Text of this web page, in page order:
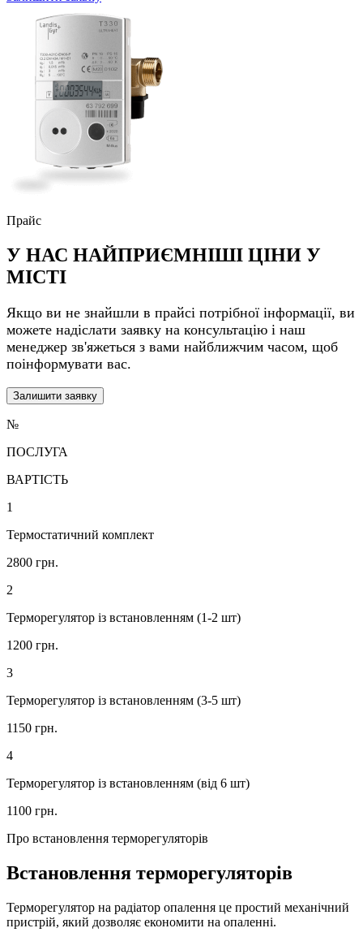
Прайс
У НАС НАЙПРИЄМНІШІ ЦІНИ У
МІСТІ
Якщо ви не знайшли в прайсі потрібної інформації, ви
можете надіслати заявку на консультацію і наш
менеджер зв'яжеться з вами найближчим часом, щоб
поінформувати вас.
Залишити заявку
№
ПОСЛУГА
ВАРТІСТЬ
1
Термостатичний комплект
2800 грн.
2
Терморегулятор із встановленням (1-2 шт)
1200 грн.
3
Терморегулятор із встановленням (3-5 шт)
1150 грн.
4
Терморегулятор із встановленням (від 6 шт)
1100 грн.
Про встановлення терморегуляторів
Встановлення терморегуляторів
Терморегулятор на радіатор опалення це простий механічний
пристрій, який дозволяє економити на опаленні.